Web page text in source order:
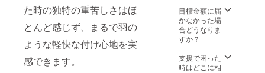
た時の独特の重苦しさはほ
とんど感じず、まるで羽の
ような軽快な付け心地を実
感できます。
ク） ■
ハード
ケース
ケース
× 2 ■レ
目標金額に届
かなかった場
合どうなりま
すか？
支援で困った
時はどこに相